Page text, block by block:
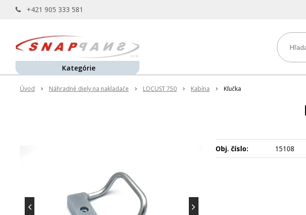
+421 905 333 581
Úvod Náhradné diely na nakladače LOCUST 750 Kabína Kľučka
Obj. číslo: 15108
Kategórie